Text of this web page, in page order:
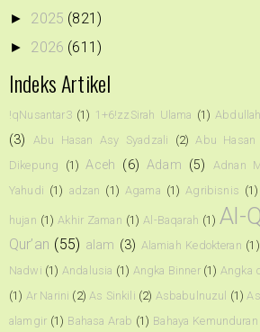
► 2025 (821)
► 2026 (611)
Indeks Artikel
!qNusantar3 (1) 1+6!zzSirah Ulama (1)
(3)
Abu Hasan Asy Syadzali (2) Abu
Dikepung
(1) Aceh (6) Adam (5) Adnan
Yahudi (1) adzan (1) Agama (1) Agribisnis (1)
hujan (1) Akhir Zaman (1) Al-Baqarah (1) Al-
Qur’an (55) alam (3) Alamiah Kedokteran (1)
Nadwi (1) Andalusia (1) Angka Binner (1) Angka
(1) Ar Narini (2) As Sinkili (2) Asbabulnuzul (1)
alamgir (1) Bahasa Arab (1) Bahaya